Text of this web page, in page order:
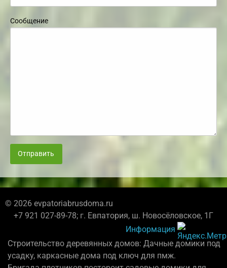
Сообщение
Отправить
© 2026 evpatoriabrusdoma.ru
+7 921 027-89-78; г. Евпатория, ш. Новосёловское, 1Г
Информация
Строительство деревянных домов: Дачные домики под
усадку, каркасные дома под ключ для пмж.